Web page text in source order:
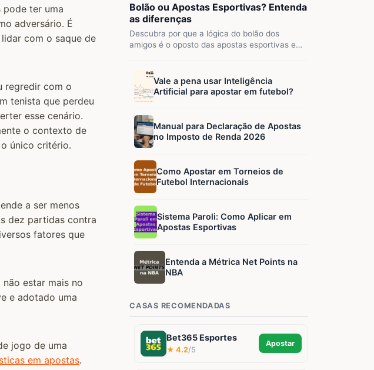
ter uma
adversário. É
com o saque de
regredir com o
tenista que perdeu
esse cenário.
o contexto de
único critério.
a ser menos
dez partidas contra
fatores que
estar mais no
e adotado uma
jogo de uma
em apostas.
Bolão ou Apostas Esportivas? Entenda
as diferenças
Descubra por que a lógica do bolão dos
amigos é o oposto das apostas esportivas e
Vale a pena usar Inteligência
Artificial para apostar em futebol?
Manual para Declaração de Apostas
no Imposto de Renda 2026
Como Apostar em Torneios de
Futebol Internacionais
Sistema Paroli: Como Aplicar em
Apostas Esportivas
Entenda a Métrica Net Points na
NBA
CASAS RECOMENDADAS
Bet365 Esportes
★ 4.2/5
Apostar